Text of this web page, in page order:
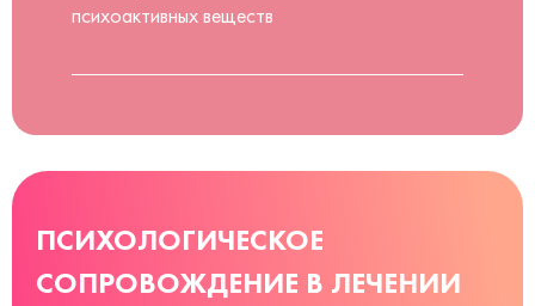
психоактивных веществ
ПСИХОЛОГИЧЕСКОЕ
СОПРОВОЖДЕНИЕ В ЛЕЧЕНИИ